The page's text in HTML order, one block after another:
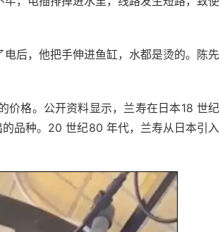
后，他把手伸进鱼缸，水都是烫的。陈先
价格。公开资料显示，兰寿在日本18 世纪
品种。20 世纪80 年代，兰寿从日本引入